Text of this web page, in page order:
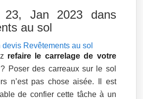
23, Jan 2023 dans
au sol
devis Revêtements au sol
refaire le carrelage de votre
? Poser des carreaux sur le sol
n’est pas chose aisée. Il est
de confier cette tâche à un